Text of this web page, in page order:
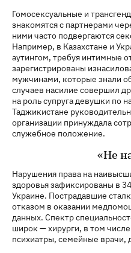
Гомосексуальные и
знакомятся с партнерами
ними часто подвергаются
Например, в Казахстане и
аутингом, требуя интимные
зарегистрированы
мужчинами, которые знали
случаев насилие совершил
на роль супруга девушки по
Таджикистане
организации принуждала
служебное положение.
«Не
Нарушения права на
здоровья зафиксированы в
Украине. Пострадавшие
отказом в оказании
данных. Спектр
широк — хирурги, в том
психиатры, семейные врачи,